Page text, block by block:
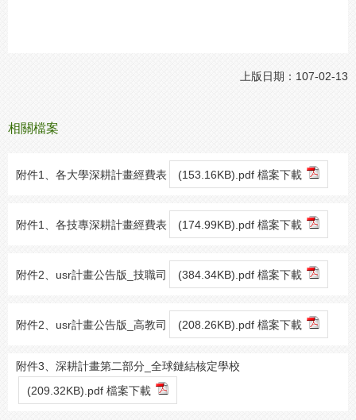
上版日期：107-02-13
相關檔案
附件1、各大學深耕計畫經費表 (153.16KB).pdf 檔案下載
附件1、各技專深耕計畫經費表 (174.99KB).pdf 檔案下載
附件2、usr計畫公告版_技職司 (384.34KB).pdf 檔案下載
附件2、usr計畫公告版_高教司 (208.26KB).pdf 檔案下載
附件3、深耕計畫第二部分_全球鏈結核定學校
(209.32KB).pdf 檔案下載